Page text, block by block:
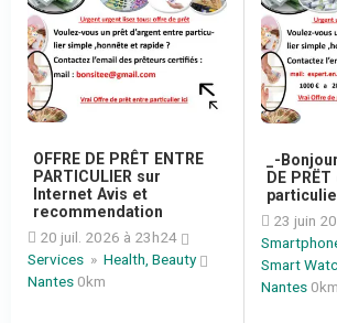
OFFRE DE PRÊT ENTRE
PARTICULIER sur
Internet Avis et
recommendation
20 juil. 2026 à 23h24
Services » Health, Beauty
Nantes 0km
_-
DE
23 juin
Smart
Nantes 0km